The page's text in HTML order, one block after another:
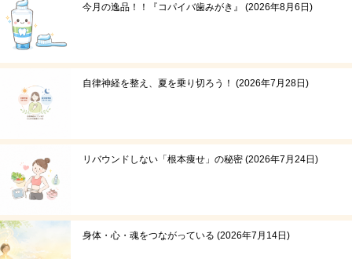
今月の逸品！！『コパイバ歯みがき』 2026年8月6日
自律神経を整え、夏を乗り切ろう！ 2026年7月28日
リバウンドしない「根本痩せ」の秘密 2026年7月24日
身体・心・魂をつながっている 2026年7月14日